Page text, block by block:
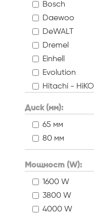
Bosch
Daewoo
DeWALT
Dremel
Einhell
Evolution
Hitachi -
Makita
Makita MT
Mannesmann
Premium
ProCraft
RTR MAX
RTR max
Диск (мм):
65 мм
80 мм
Мощност (W):
1600 W
3800 W
4000 W